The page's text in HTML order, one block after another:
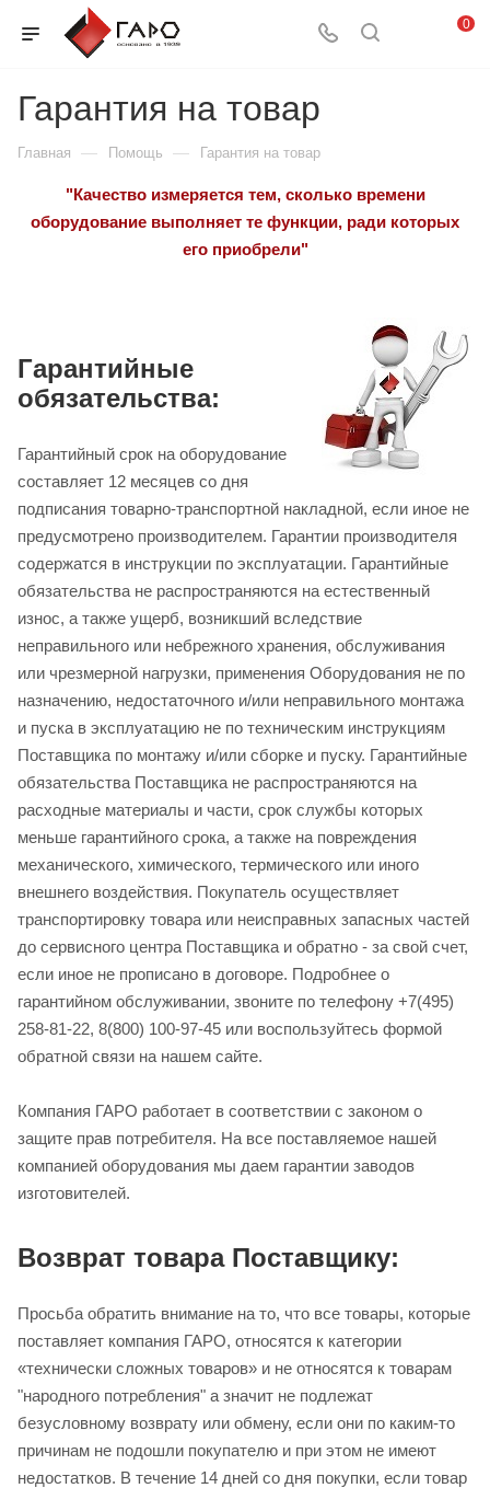
0
Гарантия на товар
Главная — Помощь — Гарантия на товар
"Качество измеряется тем, сколько времени
оборудование выполняет те функции, ради которых
его приобрели"
Гарантийные
обязательства:
Гарантийный срок на оборудование
составляет 12 месяцев со дня
подписания товарно-транспортной накладной, если иное не
предусмотрено производителем. Гарантии производителя
содержатся в инструкции по эксплуатации. Гарантийные
обязательства не распространяются на естественный
износ, а также ущерб, возникший вследствие
неправильного или небрежного хранения, обслуживания
или чрезмерной нагрузки, применения Оборудования не по
назначению, недостаточного и/или неправильного монтажа
и пуска в эксплуатацию не по техническим инструкциям
Поставщика по монтажу и/или сборке и пуску. Гарантийные
обязательства Поставщика не распространяются на
расходные материалы и части, срок службы которых
меньше гарантийного срока, а также на повреждения
механического, химического, термического или иного
внешнего воздействия. Покупатель осуществляет
транспортировку товара или неисправных запасных частей
до сервисного центра Поставщика и обратно - за свой счет,
если иное не прописано в договоре. Подробнее о
гарантийном обслуживании, звоните по телефону +7(495)
258-81-22, 8(800) 100-97-45 или воспользуйтесь формой
обратной связи на нашем сайте.
Компания ГАРО работает в соответствии с законом о
защите прав потребителя. На все поставляемое нашей
компанией оборудования мы даем гарантии заводов
изготовителей.
Возврат товара Поставщику:
Просьба обратить внимание на то, что все товары, которые
поставляет компания ГАРО, относятся к категории
«технически сложных товаров» и не относятся к товарам
"народного потребления" а значит не подлежат
безусловному возврату или обмену, если они по каким-то
причинам не подошли покупателю и при этом не имеют
недостатков. В течение 14 дней со дня покупки, если товар